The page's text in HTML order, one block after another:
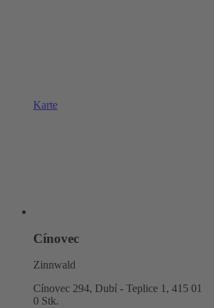
Karte
Cínovec
Zinnwald
Cínovec 294, Dubí - Teplice 1, 415 01
0 Stk.